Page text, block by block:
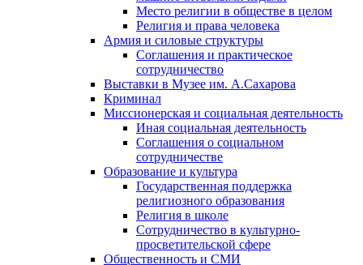
Место религии в обществе в целом
Религия и права человека
Армия и силовые структуры
Соглашения и практическое
сотрудничество
Выставки в Музее им. А.Сахарова
Криминал
Миссионерская и социальная деятельность
Иная социальная деятельность
Соглашения о социальном
сотрудничестве
Образование и культура
Государственная поддержка
религиозного образования
Религия в школе
Сотрудничество в культурно-
просветительской сфере
Общественность и СМИ